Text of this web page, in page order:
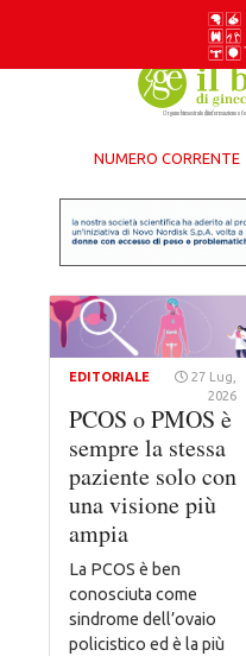
NUMERO CORRENTE
EDITORIALE
27 Lug,
2026
PCOS o PMOS è
sempre la stessa
paziente solo con
una visione più
ampia
La PCOS è ben
conosciuta come
sindrome dell’ovaio
policistico ed è la più